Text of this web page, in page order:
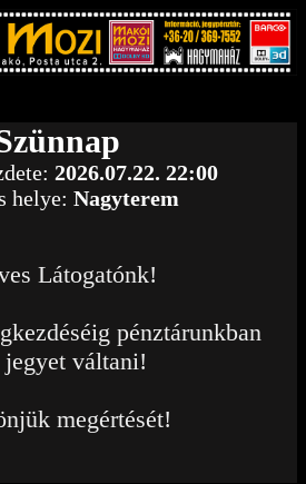
2026.07.22. 22:00
helye: Nagyterem
Látogatónk!
pénztárunkban
jegyet váltani!
megértését!